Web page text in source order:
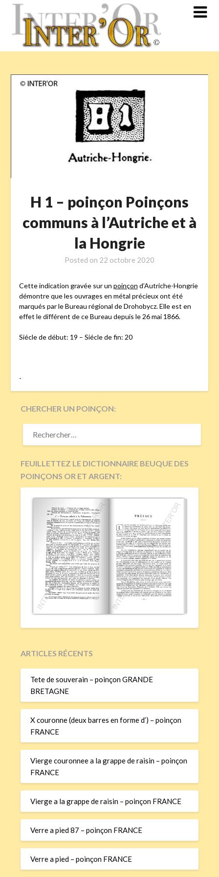
Skip
content
H 1 – poinçon Poinçons
communs à l’Autriche et à
la Hongrie
Posted on 22 octobre 2020
Cette indication gravée sur un poinçon d’Autriche-Hongrie
démontre que les ouvrages en métal précieux ont été
marqués par le Bureau régional de Drohobycz. Elle est en
effet le différent de ce Bureau depuis le 26 mai 1866.
Siécle de début: 19 – Siécle de fin: 20
-
CHERCHER UN POINÇON:
RECHERCHER :
FEUILLETTEZ LE DICTIONNAIRE BEUQUE DES
POINÇONS OR ET ARGENT:
ARTICLES RÉCENTS
Tete de souverain – poinçon GRANDE
BRETAGNE
X couronne (deux barres en forme d’) – poinçon
FRANCE
Vierge couronnee a la grappe de raisin – poinçon
FRANCE
Vierge a la grappe de raisin – poinçon FRANCE
Verre a pied 87 – poinçon FRANCE
Verre a pied – poinçon FRANCE